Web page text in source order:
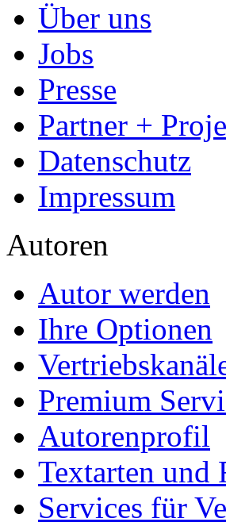
Über uns
Jobs
Presse
Partner +
Datenschutz
Impressum
Autoren
Autor werden
Ihre Optionen
Premium
Autorenprofil
Textarten und
Services für